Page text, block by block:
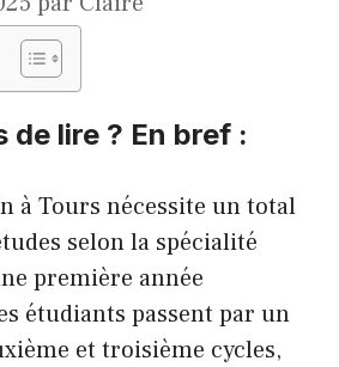
de lire ? En bref :
à Tours nécessite un total
selon la spécialité
première année
étudiants passent par un
et troisième cycles,